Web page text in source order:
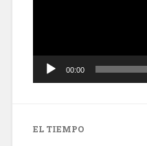
00:00
EL TIEMPO